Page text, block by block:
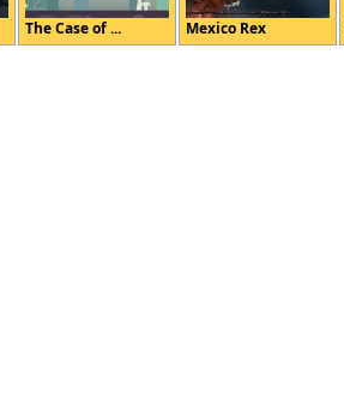
The Case of ... Mexico Rex